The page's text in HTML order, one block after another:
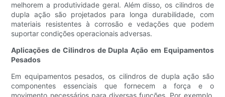
melhorem a produtividade geral. Além disso, os cilindros de
dupla ação são projetados para longa durabilidade, com
materiais resistentes à corrosão e vedações que podem
suportar condições operacionais adversas.
Aplicações de Cilindros de Dupla Ação em Equipamentos
Pesados
Em equipamentos pesados, os cilindros de dupla ação são
componentes essenciais que fornecem a força e o